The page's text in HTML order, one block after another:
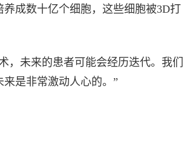
成数十亿个细胞，这些细胞被3D打
，未来的患者可能会经历迭代。我们
是非常激动人心的。”